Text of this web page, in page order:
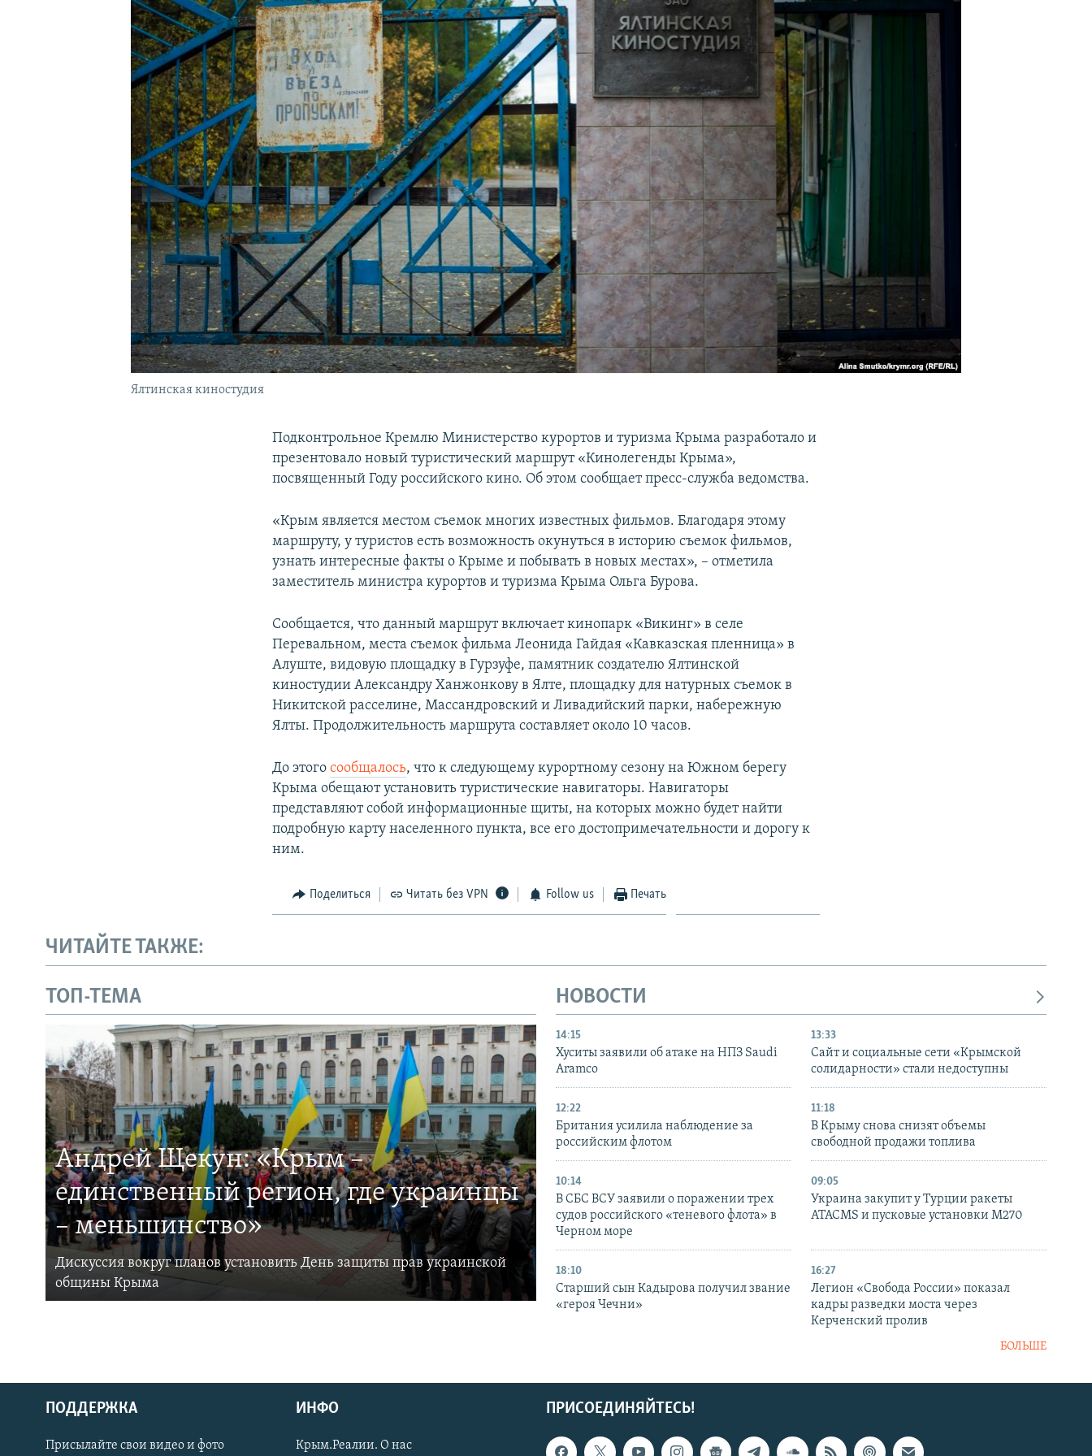
КРЫМ.НЕПОКОРЕННЫЙ
УКРАИНСКАЯ ПРОБЛЕМА КРЫМА
Українською
Ялтинская киностудия
Подконтрольное Кремлю Министерство курортов и туризма Крыма разработало и
презентовало новый туристический маршрут «Кинолегенды Крыма»,
посвященный Году российского кино. Об этом сообщает пресс-служба ведомства.
«Крым является местом съемок многих известных фильмов. Благодаря этому
маршруту, у туристов есть возможность окунуться в историю съемок фильмов,
узнать интересные факты о Крыме и побывать в новых местах», – отметила
заместитель министра курортов и туризма Крыма Ольга Бурова.
Сообщается, что данный маршрут включает кинопарк «Викинг» в селе
Перевальном, места съемок фильма Леонида Гайдая «Кавказская пленница» в
Алуште, видовую площадку в Гурзуфе, памятник создателю Ялтинской
киностудии Александру Ханжонкову в Ялте, площадку для натурных съемок в
Никитской расселине, Массандровский и Ливадийский парки, набережную
Ялты. Продолжительность маршрута составляет около 10 часов.
До этогосообщалось, что к следующему курортному сезону на Южном берегу
Крыма обещают установить туристические навигаторы. Навигаторы
представляют собой информационные щиты, на которых можно будет найти
подробную карту населенного пункта, все его достопримечательности и дорогу к
ним.
Поделиться Читать без VPN Follow us Печать
ЧИТАЙТЕ ТАКЖЕ:
ТОП-ТЕМА
Андрей Щекун: «Крым –
единственный регион, где украинцы
– меньшинство»
Дискуссия вокруг планов установить День защиты прав украинской
общины Крыма
НОВОСТИ
14:15
Хуситы заявили об атаке на НПЗ Saudi
Aramco
13:33
Сайт и социальные сети «Крымской
солидарности» стали недоступны
12:22
Британия усилила наблюдение за
российским флотом
11:18
В Крыму снова снизят объемы
свободной продажи топлива
10:14
В СБС ВСУ заявили о поражении трех
судов российского «теневого флота» в
Черном море
09:05
Украина закупит у Турции ракеты
ATACMS и пусковые установки M270
18:10
Старший сын Кадырова получил звание
«героя Чечни»
16:27
Легион «Свобода России» показал
кадры разведки моста через
Керченский пролив
БОЛЬШЕ
ПРИСОЕДИНЯЙТЕСЬ!
ПОДДЕРЖКА
Присылайте свои видео и фото
ИНФО
Крым.Реалии. О нас